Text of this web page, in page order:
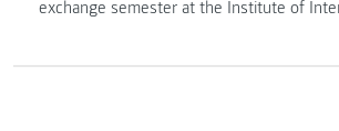
exchange semester at the Institute of